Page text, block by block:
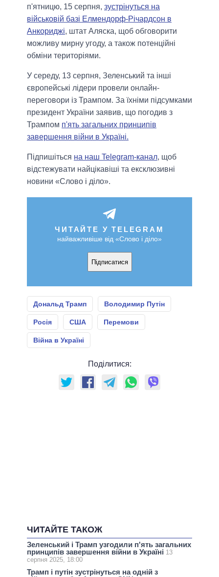
п'ятницю, 15 серпня, зустрінуться на
військовій базі Елмендорф-Річардсон в
Анкориджі, штат Аляска, щоб обговорити
можливу мирну угоду, а також потенційні
обміни територіями.
У середу, 13 серпня, Зеленський та інші
європейські лідери провели онлайн-
переговори із Трампом. За їхніми підсумками
президент України заявив, що погодив з
Трампом п'ять загальних принципів
завершення війни в Україні.
Підпишіться на наш Telegram-канал, щоб
відстежувати найцікавіші та ексклюзивні
новини «Слово і діло».
ЧИТАЙТЕ У TELEGRAM
найважливіше від «Слово і діло»
Підписатися
Дональд Трамп Володимир Путін
Росія США Перемови
Війна в Україні
Поділитися:
ЧИТАЙТЕ ТАКОЖ
Зеленський і Трамп узгодили п'ять загальних
принципів завершення війни в Україні 13
серпня 2025, 18:00
Трамп і путін зустрінуться на одній з